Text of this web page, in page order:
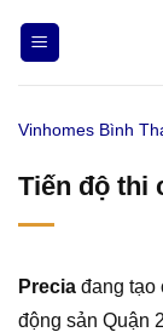
qua
nội
Vinhomes Bình
Tiến độ thi
Precia đang tạo
động sản Quận